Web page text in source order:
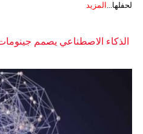
لحفلها... المزيد
الذكاء الاصطناعي يصمم